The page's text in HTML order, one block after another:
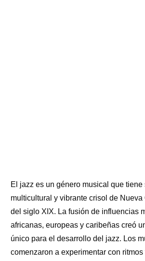
El jazz es un género musical que tiene
multicultural y vibrante crisol de
del siglo XIX. La fusión de influencias
africanas, europeas y caribeñas creó
único para el desarrollo del jazz. Los
comenzaron a experimentar con